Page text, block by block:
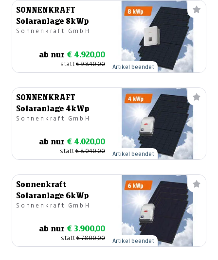
SONNENKRAFT
Solaranlage 8kWp
Sonnenkraft GmbH
ab nur € 4.920,00
statt€ 9.840,00 Artikel beendet
SONNENKRAFT
Solaranlage 4kWp
Sonnenkraft GmbH
ab nur € 4.020,00
statt€ 8.040,00 Artikel beendet
Sonnenkraft
Solaranlage 6kWp
Sonnenkraft GmbH
ab nur € 3.900,00
statt€ 7.800,00 Artikel beendet